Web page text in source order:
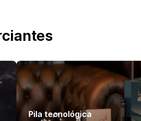
Pila tecnológica